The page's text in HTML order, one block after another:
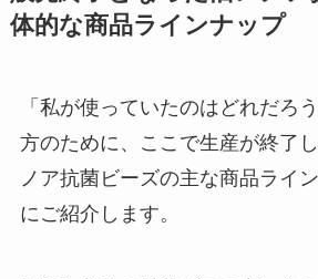
体的な商品ラインナップ
「私が使っていたのはどれだろ
方のために、ここで生産が終了
ノア抗菌ビーズの主な商品ライ
にご紹介します。